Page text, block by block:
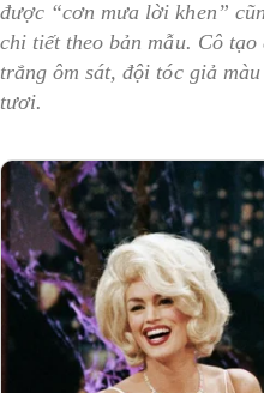
được “cơn mưa lời khen”
chi tiết theo bản mẫu. Cô
trắng ôm sát, đội tóc giả
tươi.